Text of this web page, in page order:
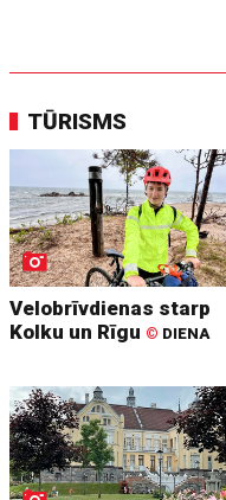
TŪRISMS
Velobrīvdienas starp
Kolku un Rīgu © DIENA